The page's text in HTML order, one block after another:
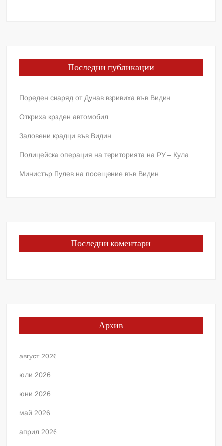
Последни публикации
Пореден снаряд от Дунав взривиха във Видин
Откриха краден автомобил
Заловени крадци във Видин
Полицейска операция на територията на РУ – Кула
Министър Пулев на посещение във Видин
Последни коментари
Архив
август 2026
юли 2026
юни 2026
май 2026
април 2026